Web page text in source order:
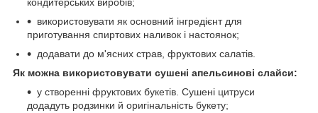
використовувати як основний інгредієнт для
приготування спиртових наливок і настоянок;
додавати до м'ясних страв, фруктових салатів.
Як можна використовувати сушені апельсинові слайси:
у створенні фруктових букетів. Сушені цитруси
додадуть родзинки й оригінальність букету;